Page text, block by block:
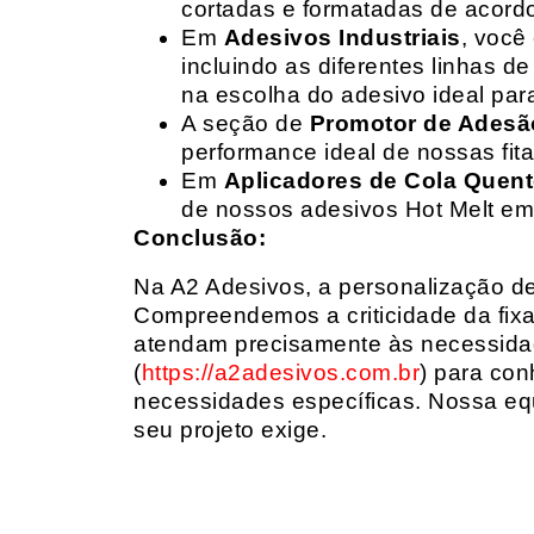
cortadas e formatadas de
Em Adesivos Industriais, você
incluindo as diferentes linhas
na escolha do adesivo ideal
A seção de Promotor de
performance ideal de nossas
Em Aplicadores de Cola
de nossos adesivos Hot Melt
Conclusão:
Na A2 Adesivos, a personalização
Compreendemos a criticidade da
atendam precisamente às
(https://a2adesivos.com.br) para
necessidades específicas. Nossa
seu projeto exige.